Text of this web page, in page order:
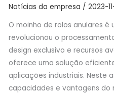
Notícias da empresa / 2023-
O moinho de rolos anulares
revolucionou o
design exclusivo e recursos
oferece uma solução
aplicações industriais. Neste
capacidades e vantagens do